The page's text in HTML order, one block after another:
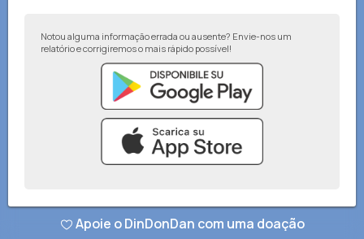
Notou alguma informação errada ou ausente? Envie-nos um
relatório e corrigiremos o mais rápido possível!
© DinDonDan App 2026–Política de privacidade–Adicionar ao seu site
Apoie o DinDonDan com uma doação